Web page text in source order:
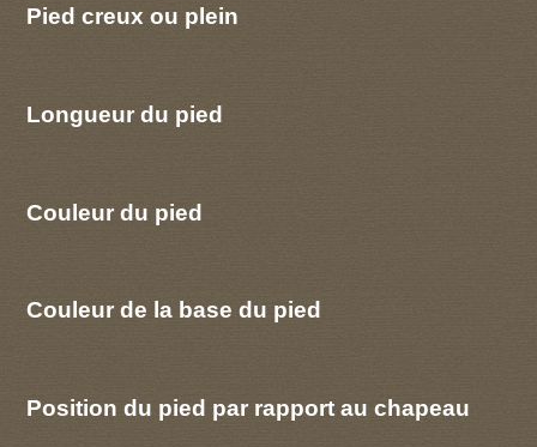
Pied creux ou plein
Longueur du pied
Couleur du pied
Couleur de la base du pied
Position du pied par rapport au chapeau